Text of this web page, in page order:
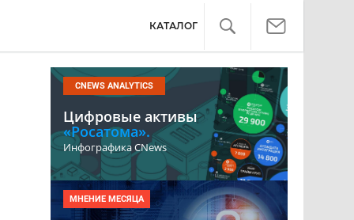
КАТАЛОГ
CNEWS ANALYTICS
Цифровые активы
«Росатома».
Инфографика CNews
МНЕНИЕ МЕСЯЦА